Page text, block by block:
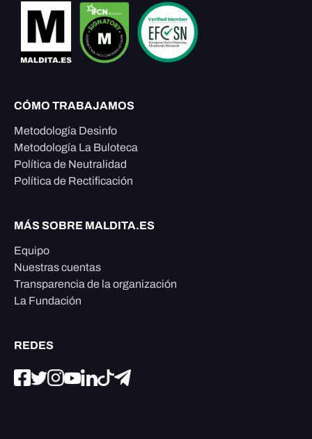
CÓMO TRABAJAMOS
Metodología Desinfo
Metodología La Buloteca
Política de Neutralidad
Política de Rectificación
MÁS SOBRE MALDITA.ES
Equipo
Nuestras cuentas
Transparencia de la organización
La Fundación
REDES